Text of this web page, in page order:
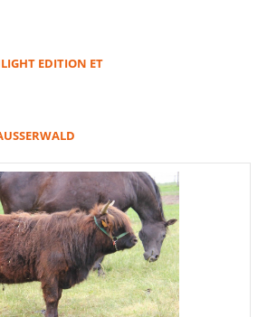
EDITION ET